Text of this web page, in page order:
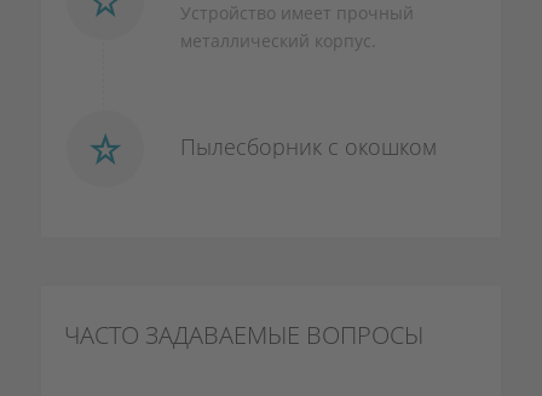
Устройство имеет прочный
металлический корпус.
Пылесборник с окошком
ЧАСТО ЗАДАВАЕМЫЕ ВОПРОСЫ